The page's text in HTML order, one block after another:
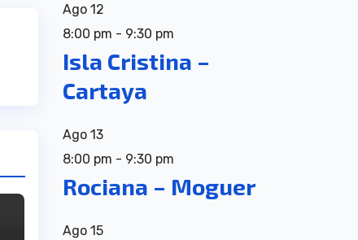
Ago 12
8:00 pm - 9:30 pm
Isla Cristina –
Cartaya
Ago 13
8:00 pm - 9:30 pm
Rociana – Moguer
Ago 15